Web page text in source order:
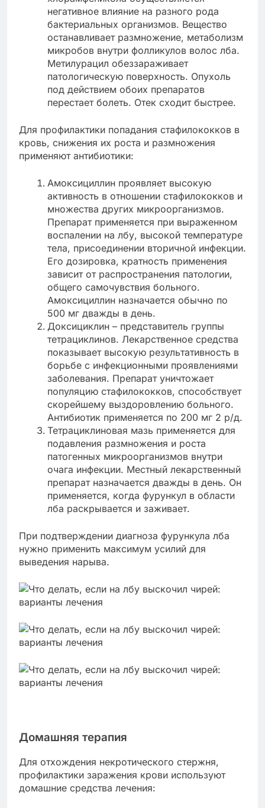
негативное влияние на разного рода
бактериальных организмов. Вещество
останавливает размножение, метаболизм
микробов внутри фолликулов волос лба.
Метилурацил обеззараживает
патологическую поверхность. Опухоль
под действием обоих препаратов
перестает болеть. Отек сходит быстрее.
Для профилактики попадания стафилококков в
кровь, снижения их роста и размножения
применяют антибиотики:
Амоксициллин проявляет высокую
активность в отношении стафилококков и
множества других микроорганизмов.
Препарат применяется при выраженном
воспалении на лбу, высокой температуре
тела, присоединении вторичной инфекции.
Его дозировка, кратность применения
зависит от распространения патологии,
общего самочувствия больного.
Амоксициллин назначается обычно по
500 мг дважды в день.
Доксициклин – представитель группы
тетрациклинов. Лекарственное средства
показывает высокую результативность в
борьбе с инфекционными проявлениями
заболевания. Препарат уничтожает
популяцию стафилококков, способствует
скорейшему выздоровлению больного.
Антибиотик применяется по 200 мг 2 р/д.
Тетрациклиновая мазь применяется для
подавления размножения и роста
патогенных микроорганизмов внутри
очага инфекции. Местный лекарственный
препарат назначается дважды в день. Он
применяется, когда фурункул в области
лба раскрывается и заживает.
При подтверждении диагноза фурункула лба
нужно применить максимум усилий для
выведения нарыва.
Домашняя терапия
Для отхождения некротического стержня,
профилактики заражения крови используют
домашние средства лечения: